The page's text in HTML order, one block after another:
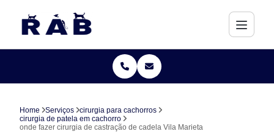
Home Serviços
cirurgia para cachorros
cirurgia de patela em cachorro
onde fazer cirurgia de castração de cadela Vila Marieta